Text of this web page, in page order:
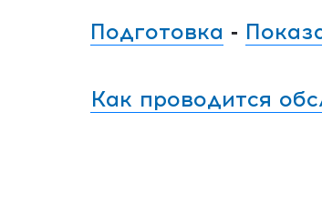
Подготовка -
Как проводится